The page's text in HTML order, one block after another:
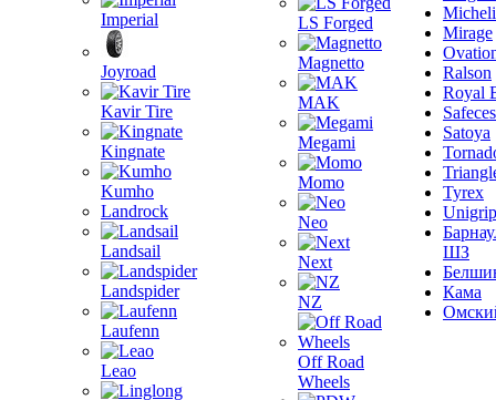
Imperial
Joyroad
Kavir Tire
Kingnate
Kumho
Landrock
Landsail
Landspider
Laufenn
Leao
LS Forged
Magnetto
MAK
Megami
Momo
Neo
Next
NZ
Off Road
Wheels
Mirage
Ralson
Royal
Satoya
Tyrex
Unigrip
ШЗ
Кама